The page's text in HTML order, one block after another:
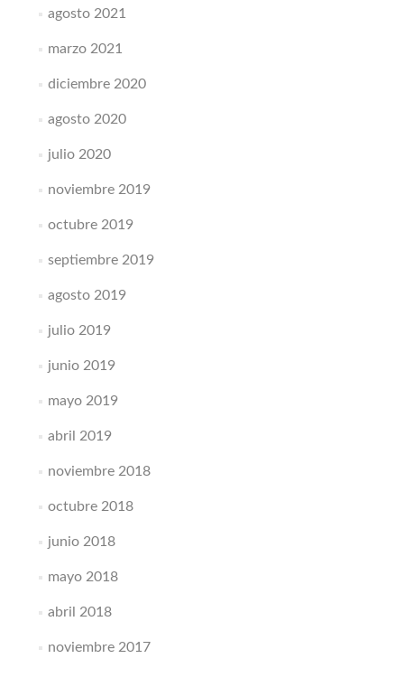
agosto 2021
marzo 2021
diciembre 2020
agosto 2020
julio 2020
noviembre 2019
octubre 2019
septiembre 2019
agosto 2019
julio 2019
junio 2019
mayo 2019
abril 2019
noviembre 2018
octubre 2018
junio 2018
mayo 2018
abril 2018
noviembre 2017